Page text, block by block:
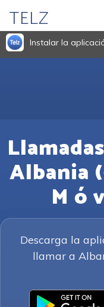
TELZ
Instalar la
Albania
M ó
Descarga la
llamar a